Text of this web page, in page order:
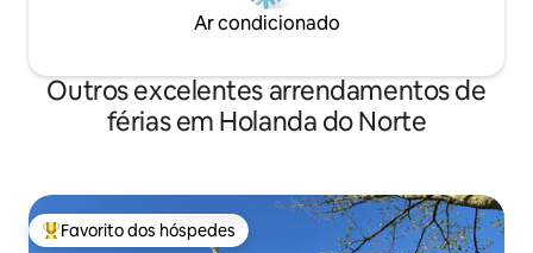
Ar condicionado
Outros excelentes arrendamentos de
férias em Holanda do Norte
Favoritos dos hóspedes mais apreciados
Favorito dos hóspedes